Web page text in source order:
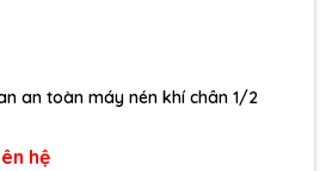
an toàn máy nén khí chân 1/2
hệ